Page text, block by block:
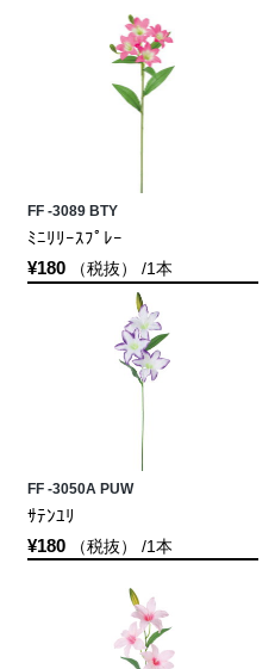
FF -3089 BTY
ﾐﾆﾘﾘｰｽﾌﾟﾚｰ
¥180（税抜） /1本
FF -3050A PUW
ｻﾃﾝﾕﾘ
¥180（税抜） /1本